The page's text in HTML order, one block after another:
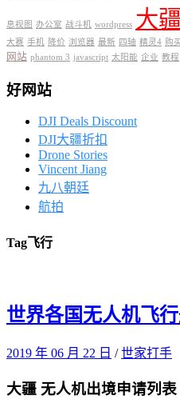
息视图 办公室 战斗机 wordpress 大疆
大赛 手机 降价 浏览器 最新 四轴 精灵4 购
网站 phantom 3 javascript 太阳能 企业 教程
好网站
DJI Deals Discount
DJI大疆折扣
Drone Stories
Vincent Jiang
九八朝廷
航拍
Tag飞行
世界各国无人机飞
2019 年 06 月 22 日 /世家打手
大疆 无人机出境申请列表